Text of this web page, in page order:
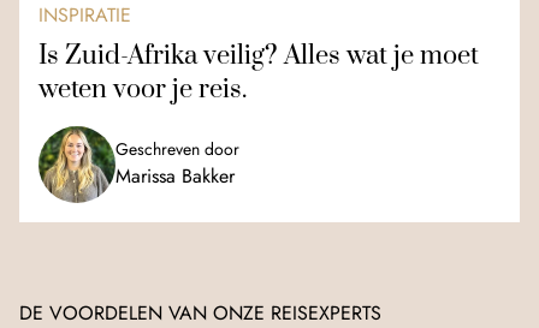
INSPIRATIE
Is Zuid-Afrika veilig? Alles wat je moet
weten voor je reis.
Geschreven door
Marissa Bakker
DE VOORDELEN VAN ONZE REISEXPERTS